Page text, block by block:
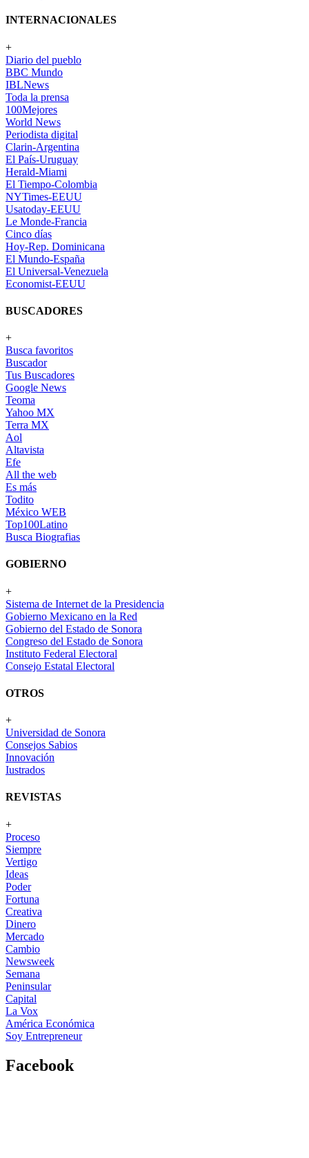
INTERNACIONALES
+
Diario del pueblo
BBC Mundo
IBLNews
Toda la prensa
100Mejores
World News
Periodista digital
Clarin-Argentina
El País-Uruguay
Herald-Miami
El Tiempo-Colombia
NYTimes-EEUU
Usatoday-EEUU
Le Monde-Francia
Cinco días
Hoy-Rep. Dominicana
El Mundo-España
El Universal-Venezuela
Economist-EEUU
BUSCADORES
+
Busca favoritos
Buscador
Tus Buscadores
Google News
Teoma
Yahoo MX
Terra MX
Aol
Altavista
Efe
All the web
Es más
Todito
México WEB
Top100Latino
Busca Biografias
GOBIERNO
+
Sistema de Internet de la Presidencia
Gobierno Mexicano en la Red
Gobierno del Estado de Sonora
Congreso del Estado de Sonora
Instituto Federal Electoral
Consejo Estatal Electoral
OTROS
+
Universidad de Sonora
Consejos Sabios
Innovación
Iustrados
REVISTAS
+
Proceso
Siempre
Vertigo
Ideas
Poder
Fortuna
Creativa
Dinero
Mercado
Cambio
Newsweek
Semana
Peninsular
Capital
La Vox
América Económica
Soy Entrepreneur
Facebook